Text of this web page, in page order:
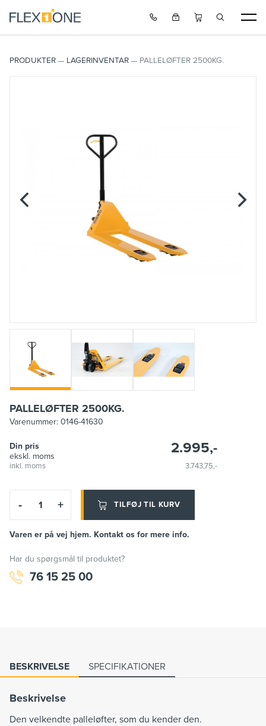
PRODUKTER LAGERINVENTAR PALLELØFTER 2500KG.
PALLELØFTER 2500KG.
Varenummer: 0146-41630
Din pris
ekskl. moms
2.995,-
inkl. moms 3.743,75,-
- + TILFØJ TIL KURV
Varen er på vej hjem. Kontakt os for mere info.
Har du spørgsmål til produktet?
76 15 25 00
BESKRIVELSE SPECIFIKATIONER
Beskrivelse
Den velkendte palleløfter, som du kender den.